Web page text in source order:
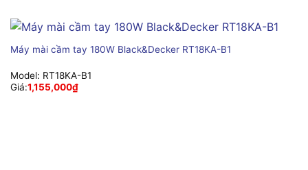
Máy mài cầm tay 180W Black&Decker RT18KA-B1
Model: RT18KA-B1
Giá:1,155,000₫